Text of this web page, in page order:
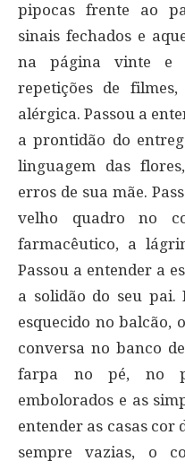
pipocas frente ao
sinais fechados e
na página vinte e
repetições de
alérgica. Passou a
a prontidão do
linguagem das
erros de sua mãe.
velho quadro no
farmacêutico, a
Passou a entender a
a solidão do seu pai.
esquecido no balcão,
conversa no banco
farpa no pé, no
embolorados e as
entender as casas cor
sempre vazias, o